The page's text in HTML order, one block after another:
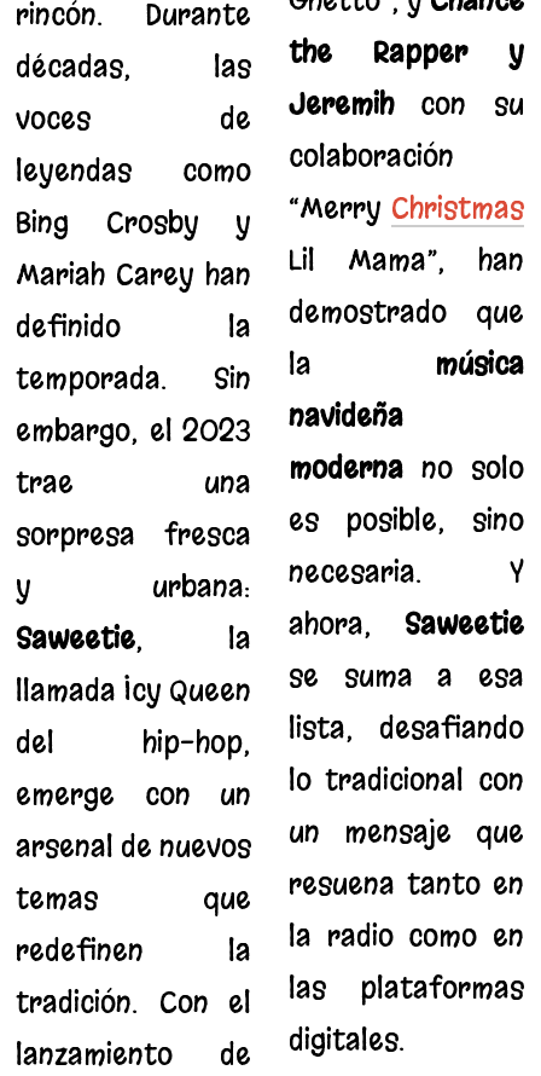
rincón. Durante
décadas, las
voces de
leyendas como
Bing Crosby y
Mariah Carey han
definido la
temporada. Sin
embargo, el 2023
trae una
sorpresa fresca
y urbana:
Saweetie, la
llamada Icy Queen
del hip-hop,
emerge con un
arsenal de nuevos
temas que
redefinen la
tradición. Con el
lanzamiento de
the Rapper y
Jeremihcon su
colaboración
“Merry Christmas
Lil Mama”, han
demostrado que
la música
navideña
modernano solo
es posible, sino
necesaria. Y
ahora, Saweetie
se suma a esa
lista, desafiando
lo tradicional con
un mensaje que
resuena tanto en
la radio como en
las plataformas
digitales.